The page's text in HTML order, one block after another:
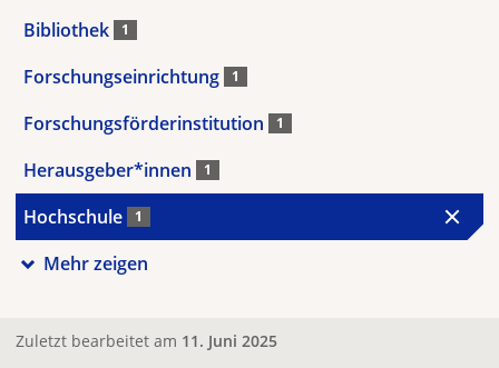
Bibliothek 1
Forschungseinrichtung 1
Forschungsförderinstitution 1
Herausgeber*innen 1
Hochschule 1
Mehr zeigen
Zuletzt bearbeitet am 11. Juni 2025